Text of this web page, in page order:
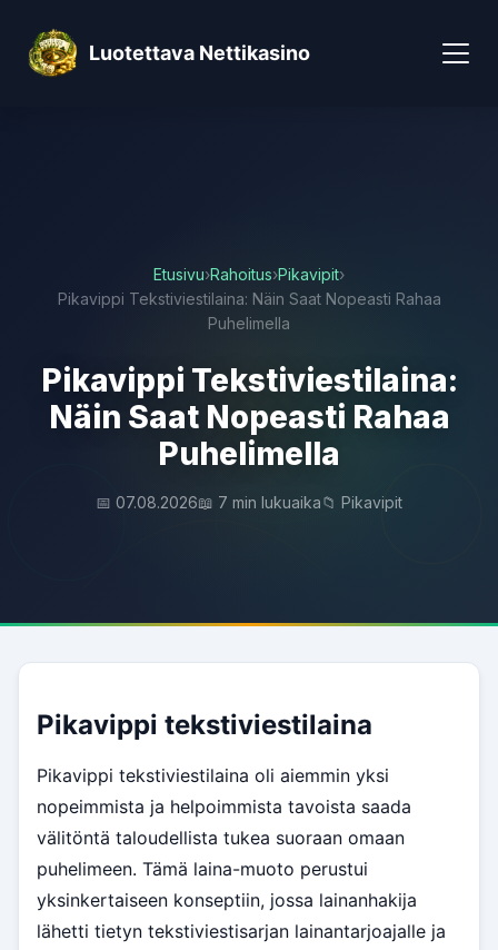
Luotettava Nettikasino
Etusivu›Rahoitus›Pikavipit›
Pikavippi Tekstiviestilaina: Näin Saat Nopeasti Rahaa
Puhelimella
Pikavippi Tekstiviestilaina:
Näin Saat Nopeasti Rahaa
Puhelimella
📅 07.08.2026📖 7 min lukuaika📁 Pikavipit
Pikavippi tekstiviestilaina
Pikavippi tekstiviestilaina oli aiemmin yksi
nopeimmista ja helpoimmista tavoista saada
välitöntä taloudellista tukea suoraan omaan
puhelimeen. Tämä laina-muoto perustui
yksinkertaiseen konseptiin, jossa lainanhakija
lähetti tietyn tekstiviestisarjan lainantarjoajalle ja